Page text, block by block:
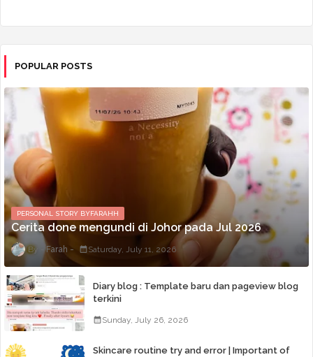
POPULAR POSTS
PERSONAL STORY BYFARAHH
Cerita done mengundi di Johor pada Jul 2026
Farah Saturday, July 11, 2026
Diary blog : Template baru dan pageview blog
terkini
Sunday, July 26, 2026
Skincare routine try and error | Important of